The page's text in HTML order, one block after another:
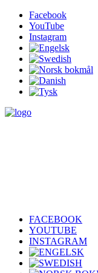
Facebook
YouTube
Instagram
FACEBOOK
YOUTUBE
INSTAGRAM